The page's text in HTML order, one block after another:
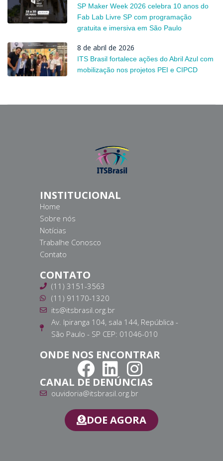
SP Maker Week 2026 celebra 10 anos do
Fab Lab Livre SP com programação
gratuita e imersiva em São Paulo
8 de abril de 2026
ITS Brasil fortalece ações do Abril Azul com
mobilização nos projetos PEI e CIPCD
INSTITUCIONAL
Home
Sobre nós
Notícias
Trabalhe Conosco
Contato
CONTATO
(11) 3151-3563
(11) 91170-1320
its@itsbrasil.org.br
Av. Ipiranga 104, sala 144, República -
São Paulo - SP CEP: 01046-010
ONDE NOS ENCONTRAR
CANAL DE DENÚNCIAS
ouvidoria@itsbrasil.org.br
DOE AGORA